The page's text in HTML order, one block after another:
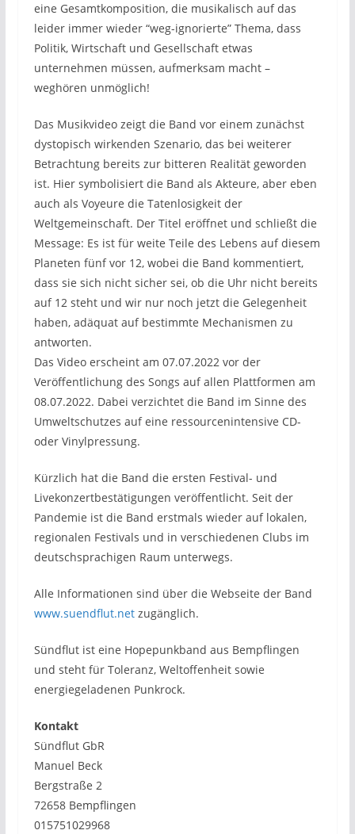
eine Gesamtkomposition, die musikalisch auf das
leider immer wieder “weg-ignorierte” Thema, dass
Politik, Wirtschaft und Gesellschaft etwas
unternehmen müssen, aufmerksam macht –
weghören unmöglich!
Das Musikvideo zeigt die Band vor einem zunächst
dystopisch wirkenden Szenario, das bei weiterer
Betrachtung bereits zur bitteren Realität geworden
ist. Hier symbolisiert die Band als Akteure, aber eben
auch als Voyeure die Tatenlosigkeit der
Weltgemeinschaft. Der Titel eröffnet und schließt die
Message: Es ist für weite Teile des Lebens auf diesem
Planeten fünf vor 12, wobei die Band kommentiert,
dass sie sich nicht sicher sei, ob die Uhr nicht bereits
auf 12 steht und wir nur noch jetzt die Gelegenheit
haben, adäquat auf bestimmte Mechanismen zu
antworten.
Das Video erscheint am 07.07.2022 vor der
Veröffentlichung des Songs auf allen Plattformen am
08.07.2022. Dabei verzichtet die Band im Sinne des
Umweltschutzes auf eine ressourcenintensive CD-
oder Vinylpressung.
Kürzlich hat die Band die ersten Festival- und
Livekonzertbestätigungen veröffentlicht. Seit der
Pandemie ist die Band erstmals wieder auf lokalen,
regionalen Festivals und in verschiedenen Clubs im
deutschsprachigen Raum unterwegs.
Alle Informationen sind über die Webseite der Band
www.suendflut.netzugänglich.
Sündflut ist eine Hopepunkband aus Bempflingen
und steht für Toleranz, Weltoffenheit sowie
energiegeladenen Punkrock.
Kontakt
Sündflut GbR
Manuel Beck
Bergstraße 2
72658 Bempflingen
015751029968